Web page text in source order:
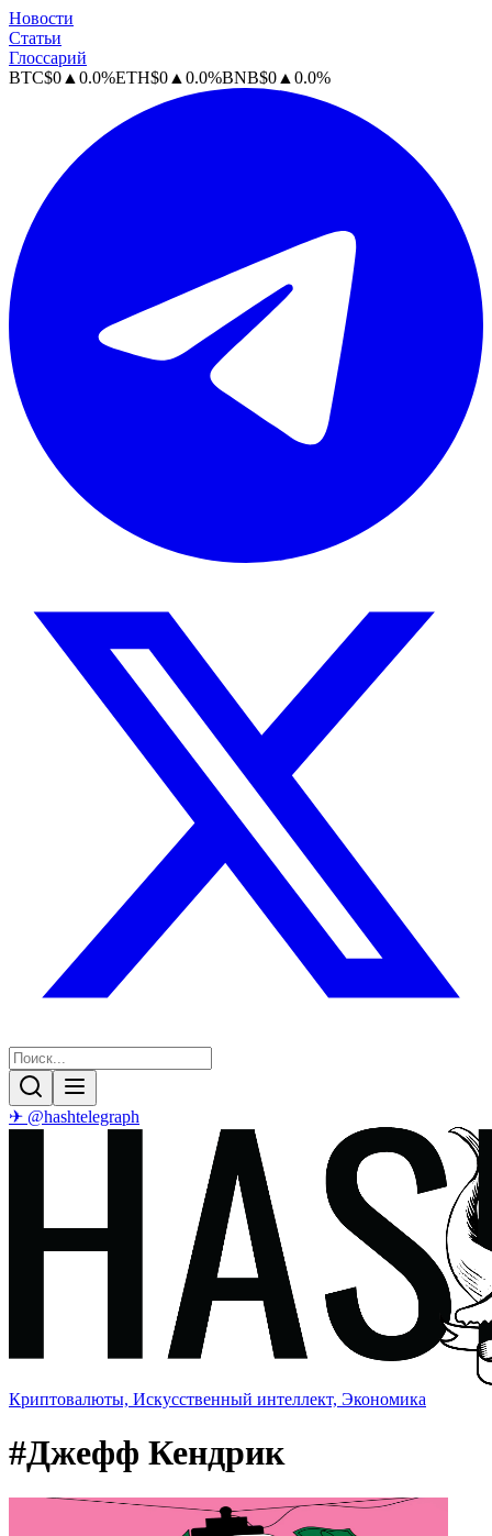
Новости
Статьи
Глоссарий
BTC$0 ▲ 0.0%ETH$0 ▲ 0.0%BNB$0 ▲ 0.0%
✈ @hashtelegraph
Криптовалюты, Искусственный интеллект, Экономика
#Джефф Кендрик